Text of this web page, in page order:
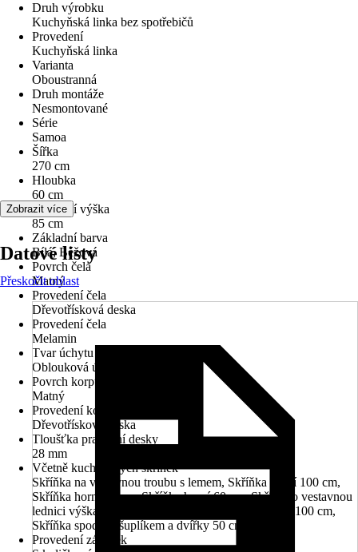
Druh výrobku
Kuchyňská linka bez spotřebičů
Provedení
Kuchyňská linka
Varianta
Oboustranná
Druh montáže
Nesmontované
Série
Samoa
Šířka
270 cm
Hloubka
60 cm
Pracovní výška
85 cm
Základní barva
Bílá, Béžová
Povrch čela
Matný
Provedení čela
Dřevotřísková deska
Provedení čela
Melamin
Tvar úchytu
Oblouková úchytka
Povrch korpusu
Matný
Provedení korpusu
Dřevotřísková deska
Tloušťka pracovní desky
28 mm
Včetně kuchyňských skříněk
Skříňka na vestavnou troubu s lemem, Skříňka horní 100 cm,
Skříňka horní 50 cm, Skříňka horní 60 cm, Skříň pro vestavnou
lednici výška 88 cm do výklenku, Skříňka pod dřez 100 cm,
Skříňka spodní s šuplíkem a dvířky 50 cm
Provedení zásuvek
Zobrazit více
Datové listy
Přeskočit oblast